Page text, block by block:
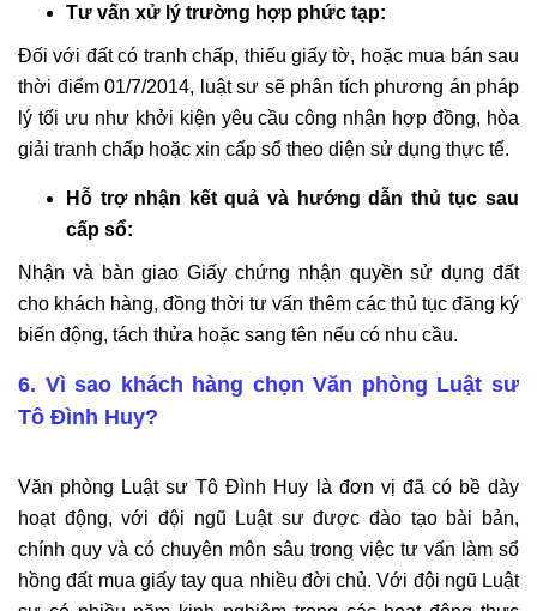
Tư vấn xử lý trường hợp phức tạp:
Đối với đất có tranh chấp, thiếu giấy tờ, hoặc mua bán sau
thời điểm 01/7/2014, luật sư sẽ phân tích phương án pháp
lý tối ưu như khởi kiện yêu cầu công nhận hợp đồng, hòa
giải tranh chấp hoặc xin cấp sổ theo diện sử dụng thực tế.
Hỗ trợ nhận kết quả và hướng dẫn thủ tục sau
cấp sổ:
Nhận và bàn giao Giấy chứng nhận quyền sử dụng đất
cho khách hàng, đồng thời tư vấn thêm các thủ tục đăng ký
biến động, tách thửa hoặc sang tên nếu có nhu cầu.
6. Vì sao khách hàng chọn Văn phòng Luật sư
Tô Đình Huy?
Văn phòng Luật sư Tô Đình Huy là đơn vị đã có bề dày
hoạt động, với đội ngũ Luật sư được đào tạo bài bản,
chính quy và có chuyên môn sâu trong việc tư vấn làm sổ
hồng đất mua giấy tay qua nhiều đời chủ. Với đội ngũ Luật